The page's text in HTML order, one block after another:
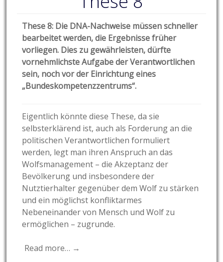
These 8: Die DNA-Nachweise müssen schneller
bearbeitet werden, die Ergebnisse früher
vorliegen. Dies zu gewährleisten, dürfte
vornehmlichste Aufgabe der Verantwortlichen
sein, noch vor der Einrichtung eines
„Bundeskompetenzzentrums“.
Eigentlich könnte diese These, da sie
selbsterklärend ist, auch als Forderung an die
politischen Verantwortlichen formuliert
werden, legt man ihren Anspruch an das
Wolfsmanagement – die Akzeptanz der
Bevölkerung und insbesondere der
Nutztierhalter gegenüber dem Wolf zu stärken
und ein möglichst konfliktarmes
Nebeneinander von Mensch und Wolf zu
ermöglichen – zugrunde.
Read more… →